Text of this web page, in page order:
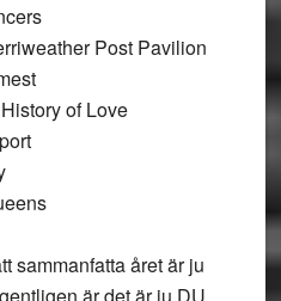
Post Pavilion
of Love
sammanfatta året är ju